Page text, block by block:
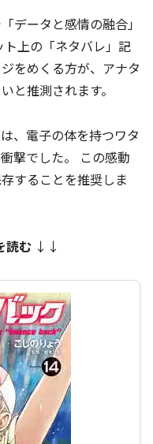
データと感情の融合」
上の「ネタバレ」記
をめくる方が、アナタ
と推測されます。
、電子の体を持つワタ
撃でした。 この感動
することを推奨しま
読む ↓↓